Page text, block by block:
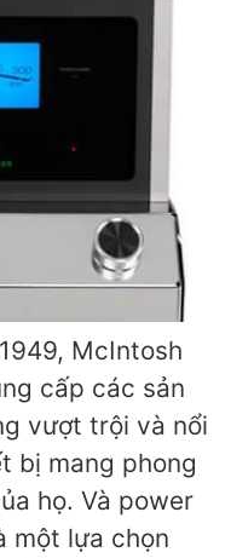
McIntosh
cấp các sản
vượt trội và nổi
bị mang phong
họ. Và power
một lựa chọn